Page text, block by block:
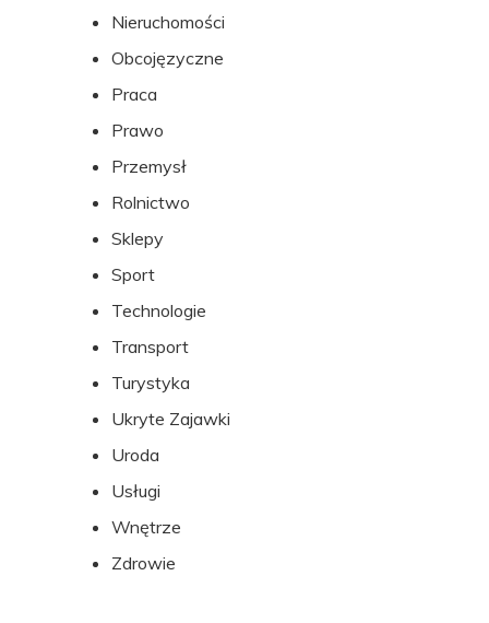
Nieruchomości
Obcojęzyczne
Praca
Prawo
Przemysł
Rolnictwo
Sklepy
Sport
Technologie
Transport
Turystyka
Ukryte Zajawki
Uroda
Usługi
Wnętrze
Zdrowie